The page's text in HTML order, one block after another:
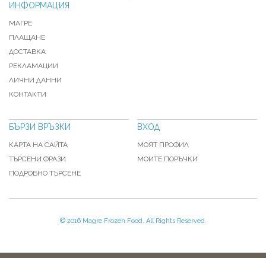
ИНФОРМАЦИЯ
МАГРЕ
ПЛАЩАНЕ
ДОСТАВКА
РЕКЛАМАЦИИ
ЛИЧНИ ДАННИ
КОНТАКТИ
БЪРЗИ ВРЪЗКИ
КАРТА НА САЙТА
ТЪРСЕНИ ФРАЗИ
ПОДРОБНО ТЪРСЕНЕ
ВХОД
МОЯТ ПРОФИЛ
МОИТЕ ПОРЪЧКИ
© 2016 Magre Frozen Food. All Rights Reserved.